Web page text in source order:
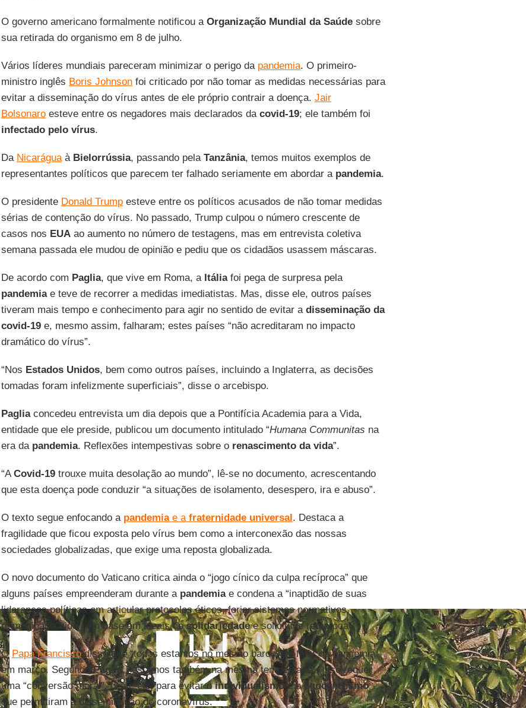
O governo americano formalmente notificou a Organização Mundial da Saúdesobre
sua retirada do organismo em 8 de julho.
Vários líderes mundiais pareceram minimizar o perigo da pandemia. O primeiro-
ministro inglês Boris Johnsonfoi criticado por não tomar as medidas necessárias para
evitar a disseminação do vírus antes de ele próprio contrair a doença. Jair
Bolsonaroesteve entre os negadores mais declarados da covid-19; ele também foi
infectado pelo vírus.
Da Nicaráguaà Bielorrússia, passando pela Tanzânia, temos muitos exemplos de
representantes políticos que parecem ter falhado seriamente em abordar a pandemia.
O presidente Donald Trumpesteve entre os políticos acusados de não tomar medidas
sérias de contenção do vírus. No passado, Trump culpou o número crescente de
casos nos EUAao aumento no número de testagens, mas em entrevista coletiva
semana passada ele mudou de opinião e pediu que os cidadãos usassem máscaras.
De acordo com Paglia, que vive em Roma, a Itáliafoi pega de surpresa pela
pandemiae teve de recorrer a medidas imediatistas. Mas, disse ele, outros países
tiveram mais tempo e conhecimento para agir no sentido de evitar a disseminação da
covid-19e, mesmo assim, falharam; estes países “não acreditaram no impacto
dramático do vírus”.
“Nos Estados Unidos, bem como outros países, incluindo a Inglaterra, as decisões
tomadas foram infelizmente superficiais”, disse o arcebispo.
Pagliaconcedeu entrevista um dia depois que a Pontifícia Academia para a Vida,
entidade que ele preside, publicou um documento intitulado “Humana Communitas na
era da pandemia. Reflexões intempestivas sobre o renascimento da vida”.
“ACovid-19trouxe muita desolação ao mundo”, lê-se no documento, acrescentando
que esta doença pode conduzir “a situações de isolamento, desespero, ira e abuso”.
O texto segue enfocando a pandemiae a fraternidade universal. Destaca a
fragilidade que ficou exposta pelo vírus bem como a interconexão das nossas
sociedades globalizadas, que exige uma reposta globalizada.
O novo documento do Vaticano critica ainda o “jogo cínico da culpa recíproca” que
alguns países empreenderam durante a pandemiae condena a “inaptidão de suas
lideranças políticas em articular protocolos éticos, forjar sistemas normativos,
reimaginar a vida com base em ideais desolidariedadee solicitude recíproca”.
OPapa Franciscodisse que “todos estamos no mesmo barco” ao falar da pandemia
em março. SegundoPaglia, “estamos também na mesma tempestade”. Isso requer
uma “conversão moral”, disse ele, para evitar oindividualismoe oegocentrismo
que permitiram a disseminação do coronavírus.